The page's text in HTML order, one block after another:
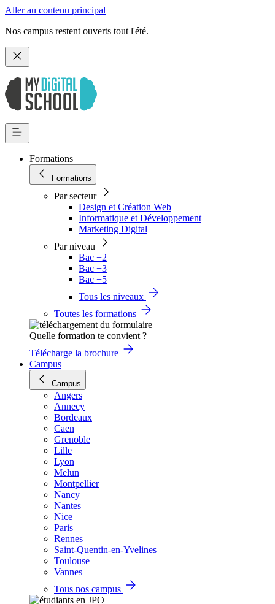
Aller au contenu principal
Nos campus restent ouverts tout l'été.
Formations
Formations
Par secteur
Design et Création Web
Informatique et Développement
Marketing Digital
Par niveau
Bac +2
Bac +3
Bac +5
Tous les niveaux
Toutes les formations
Quelle formation te convient ?
Télécharge la brochure
Campus
Campus
Angers
Annecy
Bordeaux
Caen
Grenoble
Lille
Lyon
Melun
Montpellier
Nancy
Nantes
Nice
Paris
Rennes
Saint-Quentin-en-Yvelines
Toulouse
Vannes
Tous nos campus